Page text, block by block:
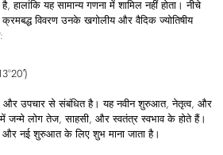
हालांकि यह सामान्य गणना में शामिल नहीं होता। नीचे
विवरण उनके खगोलीय और वैदिक ज्योतिषीय
और उपचार से संबंधित है। यह नवीन शुरुआत, नेतृत्व, और
जन्मे लोग तेज, साहसी, और स्वतंत्र स्वभाव के होते हैं।
और नई शुरुआत के लिए शुभ माना जाता है।